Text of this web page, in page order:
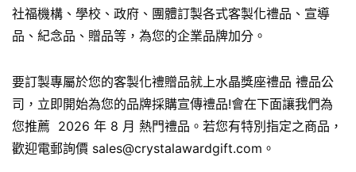
社福機構、學校、政府、團體訂製各式客製化禮品、宣導
品、紀念品、贈品等，為您的企業品牌加分。
要訂製專屬於您的客製化禮贈品就上水晶獎座禮品 禮品公
司，立即開始為您的品牌採購宣傳禮品!會在下面讓我們為
您推薦 2026 年 8 月 熱門禮品。若您有特別指定之商品，
歡迎電郵詢價 sales@crystalawardgift.com。